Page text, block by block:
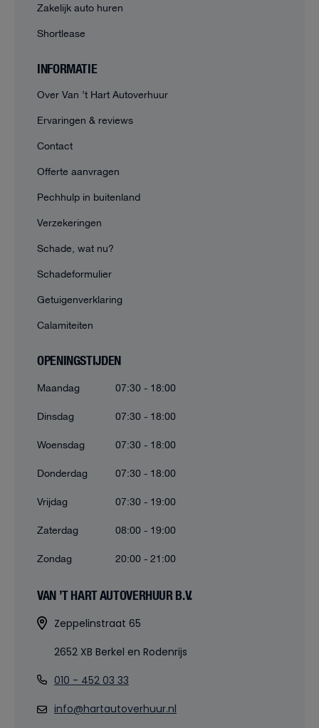
Zakelijk auto huren
Shortlease
INFORMATIE
Over Van ’t Hart Autoverhuur
Ervaringen & reviews
Contact
Offerte aanvragen
Pechhulp in buitenland
Verzekeringen
Schade, wat nu?
Schadeformulier
Getuigenverklaring
Calamiteiten
OPENINGSTIJDEN
Maandag
07:30 - 18:00
Dinsdag
07:30 - 18:00
Woensdag
07:30 - 18:00
Donderdag
07:30 - 18:00
Vrijdag
07:30 - 19:00
Zaterdag
08:00 - 19:00
Zondag
20:00 - 21:00
VAN ’T HART AUTOVERHUUR B.V.
Zeppelinstraat 65
2652 XB Berkel en Rodenrijs
010 - 452 03 33
info@hartautoverhuur.nl